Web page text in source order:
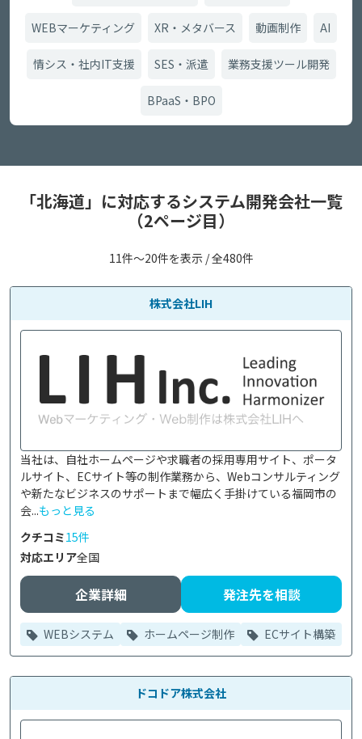
WEBマーケティング XR・メタバース 動画制作 AI
情シス・社内IT支援 SES・派遣 業務支援ツール開発
BPaaS・BPO
「北海道」に対応するシステム開発会社一覧
（2ページ目）
11件〜20件を表示 / 全480件
株式会社LIH
当社は、自社ホームページや求職者の採用専用サイト、ポータ
ルサイト、ECサイト等の制作業務から、Webコンサルティング
や新たなビジネスのサポートまで幅広く手掛けている福岡市の
会...もっと見る
クチコミ15件
対応エリア全国
企業詳細 発注先を相談
WEBシステム ホームページ制作 ECサイト構築
ドコドア株式会社